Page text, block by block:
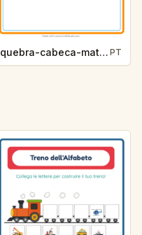
quebra-cabeca-matematico-subtracao-vida-marinha-4909 PT